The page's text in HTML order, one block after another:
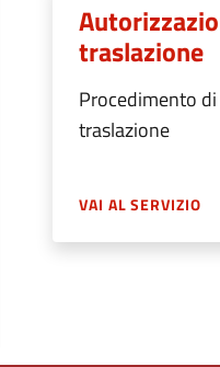
traslazione
Procedimento
traslazione
VAI AL SERVIZIO